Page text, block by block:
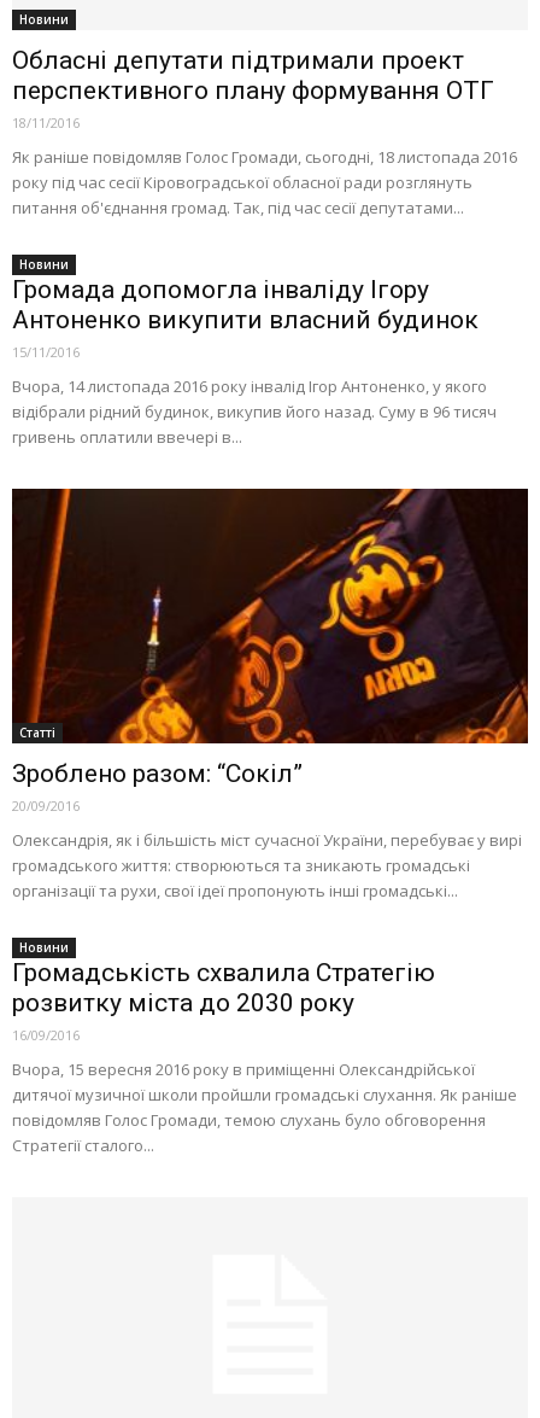
Новини
Обласні депутати підтримали проект
перспективного плану формування ОТГ
18/11/2016
Як раніше повідомляв Голос Громади, сьогодні, 18 листопада 2016
року під час сесії Кіровоградської обласної ради розглянуть
питання об'єднання громад. Так, під час сесії депутатами...
Новини
Громада допомогла інваліду Ігору
Антоненко викупити власний будинок
15/11/2016
Вчора, 14 листопада 2016 року інвалід Ігор Антоненко, у якого
відібрали рідний будинок, викупив його назад. Суму в 96 тисяч
гривень оплатили ввечері в...
Статті
Зроблено разом: “Сокіл”
20/09/2016
Олександрія, як і більшість міст сучасної України, перебуває у вирі
громадського життя: створюються та зникають громадські
організації та рухи, свої ідеї пропонують інші громадські...
Новини
Громадськість схвалила Стратегію
розвитку міста до 2030 року
16/09/2016
Вчора, 15 вересня 2016 року в приміщенні Олександрійської
дитячої музичної школи пройшли громадські слухання. Як раніше
повідомляв Голос Громади, темою слухань було обговорення
Стратегії сталого...